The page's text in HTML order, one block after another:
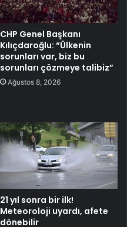
CHP Genel Başkanı
Kılıçdaroğlu: “Ülkenin
sorunları var, biz bu
sorunları çözmeye talibiz”
Ağustos 8, 2026
21 yıl sonra bir ilk!
Meteoroloji uyardı, afete
dönebilir